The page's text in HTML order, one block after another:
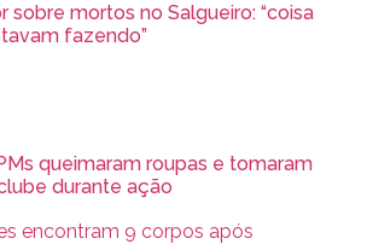
sobre mortos no Salgueiro: “coisa
fazendo”
queimaram roupas e tomaram
durante ação